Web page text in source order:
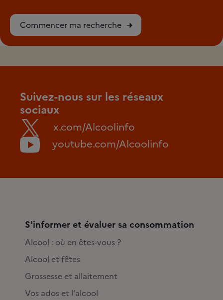
Commencer ma recherche
Suivez-nous sur les réseaux
sociaux
x.com/Alcoolinfo
youtube.com/Alcoolinfo
S'informer et évaluer sa consommation
Alcool : où en êtes-vous ?
Alcool et fêtes
Grossesse et allaitement
Vos ados et l'alcool